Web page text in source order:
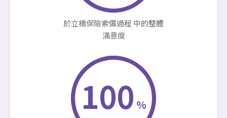
於立橋保險索償過程 中的整體
滿意度
100%